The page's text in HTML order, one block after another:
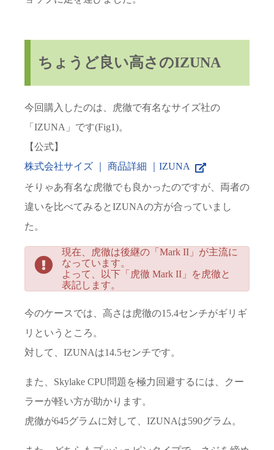
ちょうど良い高さのIZUNA
今回購入したのは、虎徹で有名なサイズ社の
「IZUNA」です(Fig1)。
【公式】
株式会社サイズ ｜ 商品詳細 ｜IZUNA
そりゃあ有名な虎徹でも良かったのですが、両者の
違いを比べてみるとIZUNAの方が合っていまし
た。
現在、虎徹は後継の「Mark II」が主流に
なっています。
よって、以下「虎徹 Mark II」を虎徹と
表記します。
今のケースでは、高さは虎徹の15.4センチがギリギ
リというところ。
対して、IZUNAは14.5センチです。
また、Skylake CPU問題を極力回避するには、クー
ラーが軽い方が助かります。
虎徹が645グラムに対して、IZUNAは590グラム。